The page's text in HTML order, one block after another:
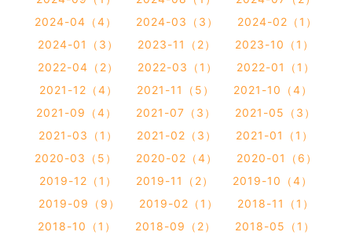
2024-04（4）
2024-03（3）
2024-02（1）
2024-01（3）
2023-11（2）
2023-10（1）
2022-04（2）
2022-03（1）
2022-01（1）
2021-12（4）
2021-11（5）
2021-10（4）
2021-09（4）
2021-07（3）
2021-05（3）
2021-03（1）
2021-02（3）
2021-01（1）
2020-03（5）
2020-02（4）
2020-01（6）
2019-12（1）
2019-11（2）
2019-10（4）
2019-09（9）
2019-02（1）
2018-11（1）
2018-10（1）
2018-09（2）
2018-05（1）